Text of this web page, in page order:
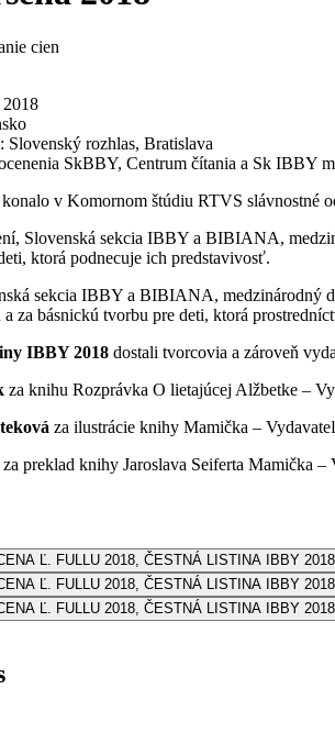
cien
2018
: Slovenský rozhlas, Bratislava
SkBBY, Centrum čítania a Sk IBBY
v Komornom štúdiu RTVS slávnostné
Slovenská sekcia IBBY a BIBIANA,
ktorá podnecuje ich predstavivosť.
sekcia IBBY a BIBIANA, medzinárodný
a za básnickú tvorbu pre deti, ktorá
IBBY 2018 dostali tvorcovia a zároveň
za knihu Rozprávka O lietajúcej Alžbetke –
za ilustrácie knihy Mamička –
za preklad knihy Jaroslava Seiferta Mamička